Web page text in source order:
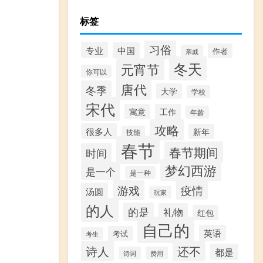
标签
专业 中国 习俗 亲戚 作者
你可以 元宵节 冬天
冬季 唐代 大学 学校
宋代 寓意 工作 年龄
很多人 技能 攻略 新年
时间 春节 春节期间
是一个 是一种 梦幻西游
汤圆 游戏 玩家 疫情
的人 的是 礼物 红包
考生 考试 自己的 英语
诗人 诗词 费用 还不 都是